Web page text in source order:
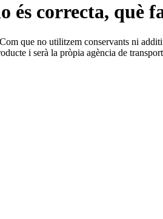
és correcta, què
que no utilitzem conservants ni
i serà la pròpia agència de